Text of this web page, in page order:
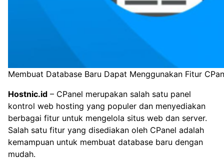
Membuat Database Baru Dapat Menggunakan Fitur
Hostnic.id – CPanel merupakan salah satu panel
kontrol web hosting yang populer dan menyediakan
berbagai fitur untuk mengelola situs web dan server.
Salah satu fitur yang disediakan oleh CPanel adalah
kemampuan untuk membuat database baru dengan
mudah.